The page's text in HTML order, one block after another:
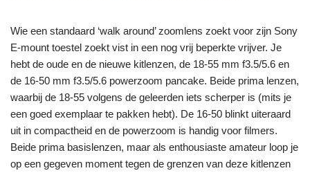
Wie een standaard ‘walk around’ zoomlens zoekt voor zijn Sony
E-mount toestel zoekt vist in een nog vrij beperkte vrijver. Je
hebt de oude en de nieuwe kitlenzen, de 18-55 mm f3.5/5.6 en
de 16-50 mm f3.5/5.6 powerzoom pancake. Beide prima lenzen,
waarbij de 18-55 volgens de geleerden iets scherper is (mits je
een goed exemplaar te pakken hebt). De 16-50 blinkt uiteraard
uit in compactheid en de powerzoom is handig voor filmers.
Beide prima basislenzen, maar als enthousiaste amateur loop je
op een gegeven moment tegen de grenzen van deze kitlenzen